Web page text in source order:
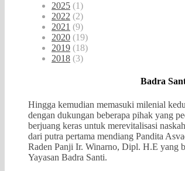
2025 (1)
2022 (2)
2021 (9)
2020 (19)
2019 (18)
2018 (3)
Badra
Hingga kemudian memasuki milenial
dengan dukungan beberapa pihak yang
berjuang keras untuk merevitalisasi
dari putra pertama mendiang Pandita
Raden Panji Ir. Winarno, Dipl. H.E yang
Yayasan Badra Santi.